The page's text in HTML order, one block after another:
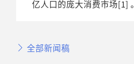
亿人口的庞大消费市场[1] 。
全部新闻稿